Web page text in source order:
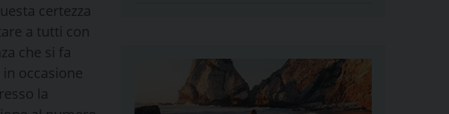
certezza
a tutti con
che si fa
occasione
la